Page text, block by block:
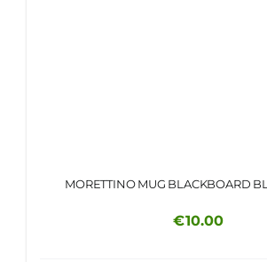
MORETTINO MUG BLACKBOARD
€10.00